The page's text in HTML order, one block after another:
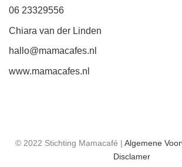
06 23329556
Chiara van der Linden
hallo@mamacafes.nl
www.mamacafes.nl
© 2022 Stichting Mamacafé | Algemene
Disclamer